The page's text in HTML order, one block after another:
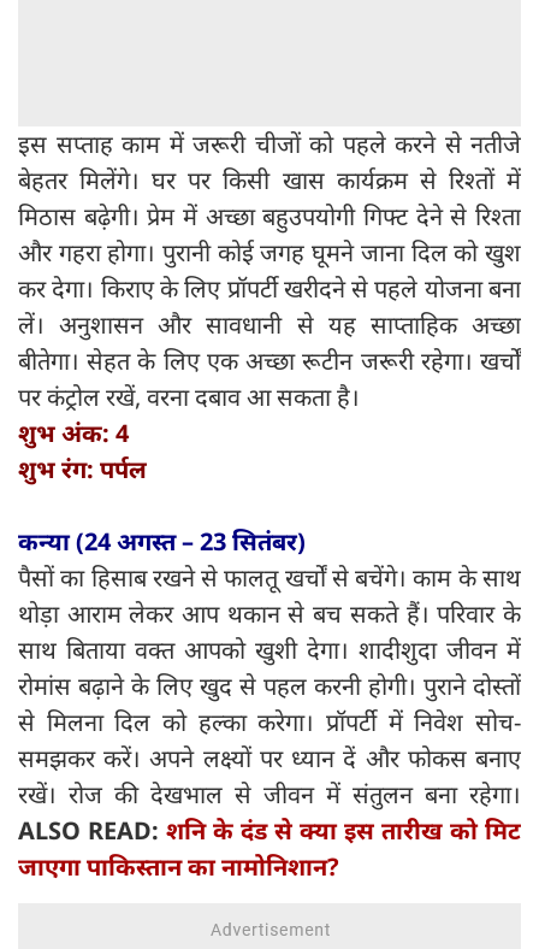
इस सप्ताह काम में जरूरी चीजों को पहले करने से नतीजे
बेहतर मिलेंगे। घर पर किसी खास कार्यक्रम से रिश्तों में
मिठास बढ़ेगी। प्रेम में अच्छा बहुउपयोगी गिफ्ट देने से रिश्ता
और गहरा होगा। पुरानी कोई जगह घूमने जाना दिल को खुश
कर देगा। किराए के लिए प्रॉपर्टी खरीदने से पहले योजना बना
लें। अनुशासन और सावधानी से यह साप्ताहिक अच्छा
बीतेगा। सेहत के लिए एक अच्छा रूटीन जरूरी रहेगा। खर्चों
पर कंट्रोल रखें, वरना दबाव आ सकता है।
शुभ अंक: 4
शुभ रंग: पर्पल
कन्या (24 अगस्त – 23 सितंबर)
पैसों का हिसाब रखने से फालतू खर्चों से बचेंगे। काम के साथ
थोड़ा आराम लेकर आप थकान से बच सकते हैं। परिवार के
साथ बिताया वक्त आपको खुशी देगा। शादीशुदा जीवन में
रोमांस बढ़ाने के लिए खुद से पहल करनी होगी। पुराने दोस्तों
से मिलना दिल को हल्का करेगा। प्रॉपर्टी में निवेश सोच-
समझकर करें। अपने लक्ष्यों पर ध्यान दें और फोकस बनाए
रखें। रोज की देखभाल से जीवन में संतुलन बना रहेगा।
ALSO READ: शनि के दंड से क्या इस तारीख को मिट
जाएगा पाकिस्तान का नामोनिशान?